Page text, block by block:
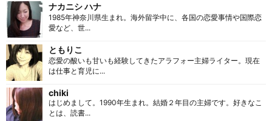
ナカニシ ハナ
1985年神奈川県生まれ。海外留学中に、各国の恋愛事情や国際恋
愛など、世...
ともりこ
恋愛の酸いも甘いも経験してきたアラフォー主婦ライター。現在
は仕事と育児に...
chiki
はじめまして。1990年生まれ。結婚２年目の主婦です。好きなこ
とは、読書...